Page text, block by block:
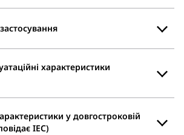
характеристики
у довгостроковій
IEC)